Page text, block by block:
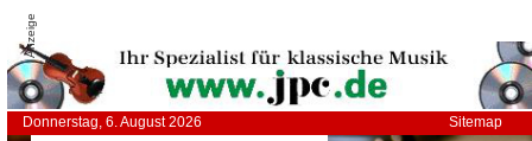
Anzeige
Donnerstag, 6. August 2026 Sitemap